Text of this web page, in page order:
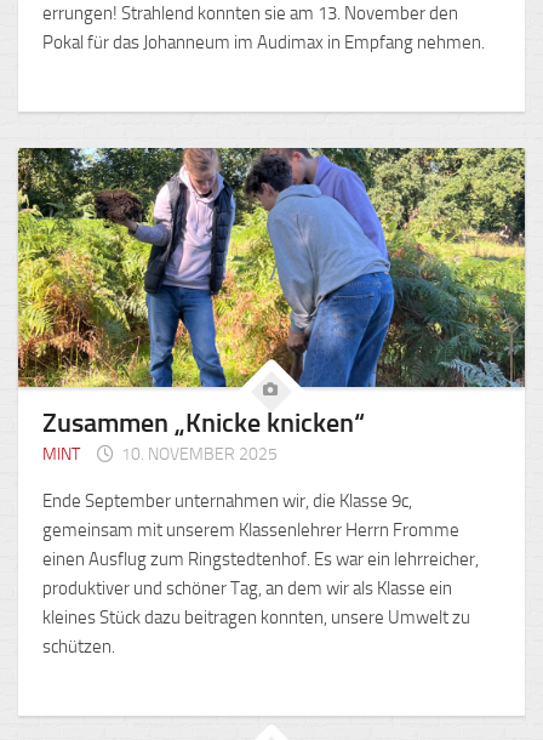
errungen! Strahlend konnten sie am 13. November den
Pokal für das Johanneum im Audimax in Empfang nehmen.
Zusammen „Knicke knicken“
MINT 10. NOVEMBER 2025
Ende September unternahmen wir, die Klasse 9c,
gemeinsam mit unserem Klassenlehrer Herrn Fromme
einen Ausflug zum Ringstedtenhof. Es war ein lehrreicher,
produktiver und schöner Tag, an dem wir als Klasse ein
kleines Stück dazu beitragen konnten, unsere Umwelt zu
schützen.